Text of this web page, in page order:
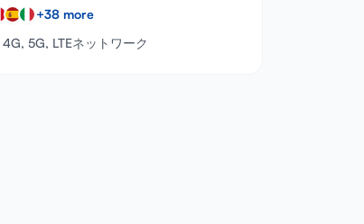
+38 more
5G, LTEネットワーク